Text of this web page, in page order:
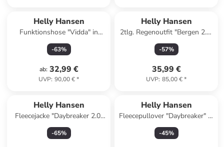
Helly Hansen
Funktionshose "Vidda" in
Khaki
-63%
ab: 32,99 €
UVP: 90,00 €*
Helly Hansen
2tlg. Regenoutfit "Bergen 2.0"
in Gelb
-57%
35,99 €
UVP: 85,00 €*
Helly Hansen
Fleecejacke "Daybreaker 2.0"
in Pink
-65%
Helly Hansen
Fleecepullover "Daybreaker" in
Dunkelblau
-45%